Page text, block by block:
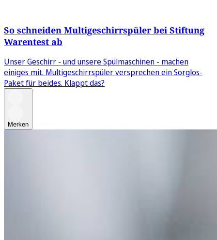
So schneiden Multigeschirrspüler bei Stiftung
Warentest ab
Unser Geschirr - und unsere Spülmaschinen - machen
einiges mit. Multigeschirrspüler versprechen ein Sorglos-
Paket für beides. Klappt das?
Merken